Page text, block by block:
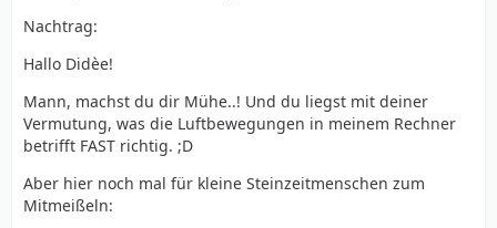
Nachtrag:
Hallo Didèe!
Mann, machst du dir Mühe..! Und du liegst mit deiner
Vermutung, was die Luftbewegungen in meinem Rechner
betrifft FAST richtig. ;D
Aber hier noch mal für kleine Steinzeitmenschen zum
Mitmeißeln: